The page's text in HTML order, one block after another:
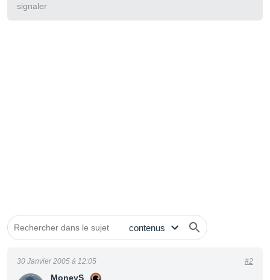
signaler
MoneyS
30 Janvier 2005 à 12:05 #2